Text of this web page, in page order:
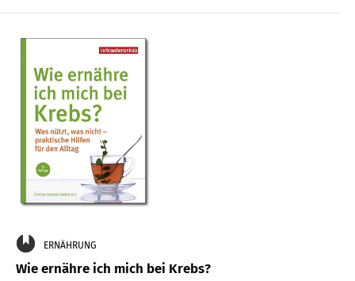
ERNÄHRUNG
Wie ernähre ich mich bei Krebs?